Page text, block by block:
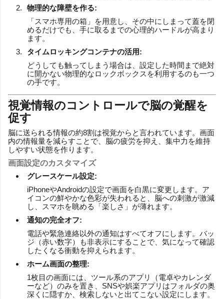
物理的な障壁を作る:
「スマホ専用の箱」を用意し、その中にしまって蓋を閉
めるだけでも、手に取るまでの心理的ハードルが高まり
ます。
タイムロッキングコンテナの活用:
どうしても触ってしまう場合は、設定した時間まで絶対
に開かない物理的なロックボックスを利用するのも一つ
の手です。
視覚情報のコントロールで脳の覚醒を
促す
脳に送られる情報の約8割は視覚からと言われています。画面
内の情報量を減らすことで、脳の疲労を抑え、集中力を維持
しやすい状態を作ります。
画面設定のカスタマイズ
グレースケール設定:
iPhoneやAndroidの設定で画面を白黒に変更します。ア
イコンの鮮やかな色彩が失われると、脳への刺激が激減
し、スマホを眺める「楽しさ」が薄れます。
通知の完全オフ:
電話や緊急連絡以外の通知はすべてオフにします。バッ
ジ（赤い数字）も非表示にすることで、気になって確認
したくなる衝動を抑えられます。
ホーム画面の整理:
1枚目の画面には、ツール系のアプリ（電卓やカレンダ
ーなど）のみを置き、SNSや娯楽アプリはフォルダの奥
深くに隠すか、検索しないと出てこない設定にします。